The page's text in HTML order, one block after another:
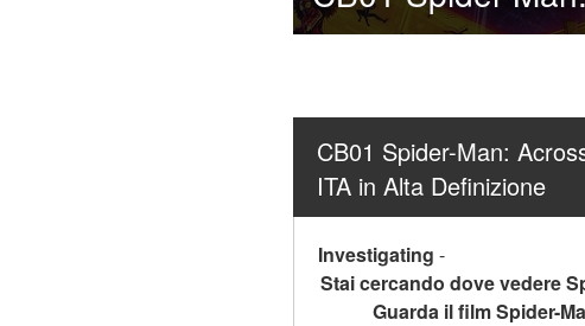
CB01 Spider-Man:
ITA in Alta Definizione
Investigating -
Stai cercando dove vedere
Guarda il film Spider-